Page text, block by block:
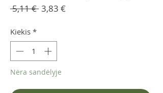
5,11 € Įprastinė
3,83 €Pardavimo
Kiekis *
Nėra sandėlyje